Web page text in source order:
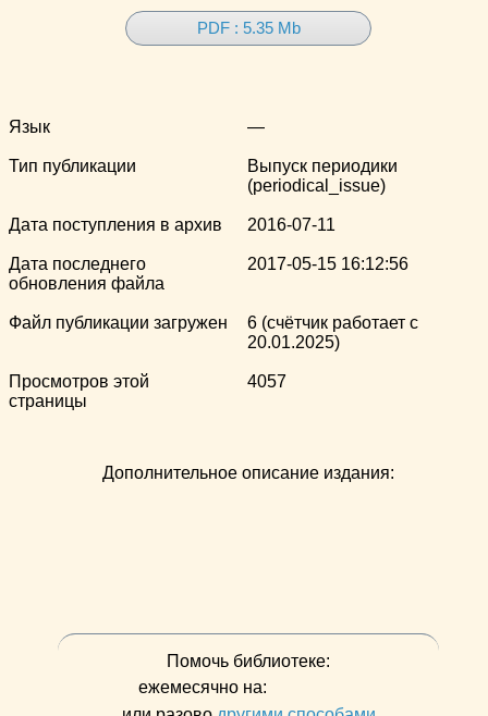
PDF : 5.35 Mb
Язык —
Тип публикации
Выпуск периодики
(periodical_issue)
Дата поступления в архив 2016-07-11
Дата последнего
обновления файла
2017-05-15 16:12:56
Файл публикации загружен
6 (счётчик работает с
20.01.2025)
Просмотров этой
страницы
4057
Дополнительное описание издания:
Помочь библиотеке:
ежемесячно на: